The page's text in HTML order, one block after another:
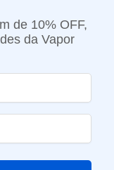
de 10% OFF,
da Vapor